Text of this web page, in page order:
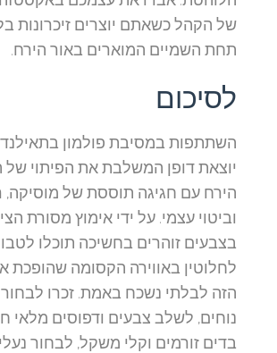
של הקהל כשאתם יוצרים זיכרונות
תחת השמיים המוארים באור הירח.
לסיכום
השתתפות במסיבת פולמון בתאילנד
יוצאת דופן המשלבת את הפיתוי של
הירח עם חגיגה תוססת של מוסיקה,
וביטוי עצמי. על ידי אימוץ מסורת הציור
בצבעים זוהרים בחשיכה תוכלו לטבול
לחלוטין באווירה הקסומה שהופכת את
הזה לבלתי נשכח באמת. זכרו לבחור
נוחים, לשלב צבעים ודפוסים מלאי
בדים זורמים וקלי משקל, לבחור